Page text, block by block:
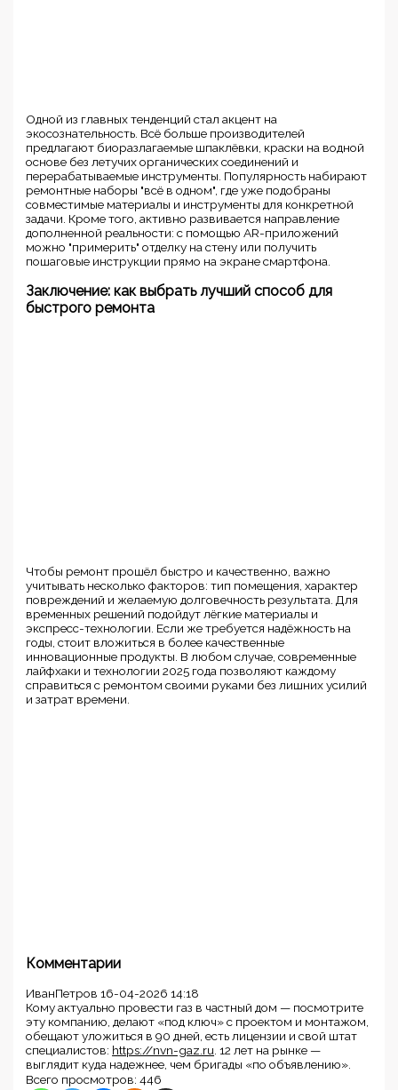
Одной из главных тенденций стал акцент на
экосознательность. Всё больше производителей
предлагают биоразлагаемые шпаклёвки, краски на водной
основе без летучих органических соединений и
перерабатываемые инструменты. Популярность набирают
ремонтные наборы "всё в одном", где уже подобраны
совместимые материалы и инструменты для конкретной
задачи. Кроме того, активно развивается направление
дополненной реальности: с помощью AR-приложений
можно "примерить" отделку на стену или получить
пошаговые инструкции прямо на экране смартфона.
Заключение: как выбрать лучший способ для
быстрого ремонта
Чтобы ремонт прошёл быстро и качественно, важно
учитывать несколько факторов: тип помещения, характер
повреждений и желаемую долговечность результата. Для
временных решений подойдут лёгкие материалы и
экспресс-технологии. Если же требуется надёжность на
годы, стоит вложиться в более качественные
инновационные продукты. В любом случае, современные
лайфхаки и технологии 2025 года позволяют каждому
справиться с ремонтом своими руками без лишних усилий
и затрат времени.
Комментарии
ИванПетров 16-04-2026 14:18
Кому актуально провести газ в частный дом — посмотрите
эту компанию, делают «под ключ» с проектом и монтажом,
обещают уложиться в 90 дней, есть лицензии и свой штат
специалистов: https://nvn-gaz.ru . 12 лет на рынке —
выглядит куда надежнее, чем бригады «по объявлению».
Всего просмотров: 446